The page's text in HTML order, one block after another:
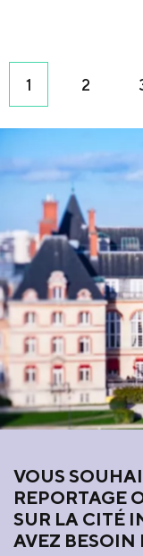
1 2
VOUS
REPORTAGE
SUR LA CITÉ
AVEZ BESOIN